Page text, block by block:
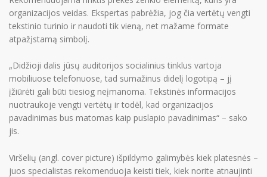
Narystė
Aktualijos
PR Impact Awards
Apie RsV
organizacijos veidas. Ekspertas pabrėžia, jog čia vertėtų vengti
tekstinio turinio ir naudoti tik vieną, net mažame formate
atpažįstamą simbolį.
„Didžioji dalis jūsų auditorijos socialinius tinklus vartoja
mobiliuose telefonuose, tad sumažinus didelį logotipą – jį
įžiūrėti gali būti tiesiog neįmanoma. Tekstinės informacijos
nuotraukoje vengti vertėtų ir todėl, kad organizacijos
pavadinimas bus matomas kaip puslapio pavadinimas“ – sako
jis.
Viršelių (angl. cover picture) išpildymo galimybės kiek platesnės –
juos specialistas rekomenduoja keisti tiek, kiek norite atnaujinti